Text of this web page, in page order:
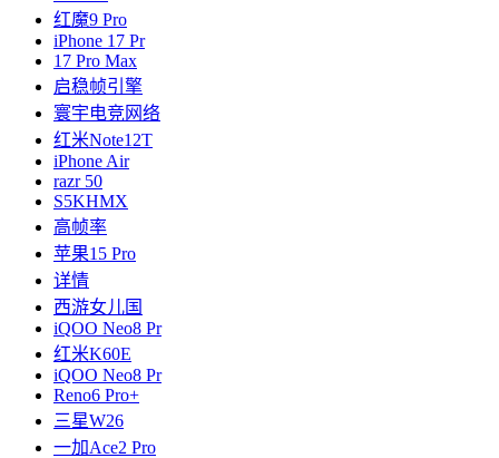
红魔9 Pro
iPhone 17 Pr
17 Pro Max
启稳帧引擎
寰宇电竞网络
红米Note12T
iPhone Air
razr 50
S5KHMX
高帧率
苹果15 Pro
详情
西游女儿国
iQOO Neo8 Pr
红米K60E
iQOO Neo8 Pr
Reno6 Pro+
三星W26
一加Ace2 Pro